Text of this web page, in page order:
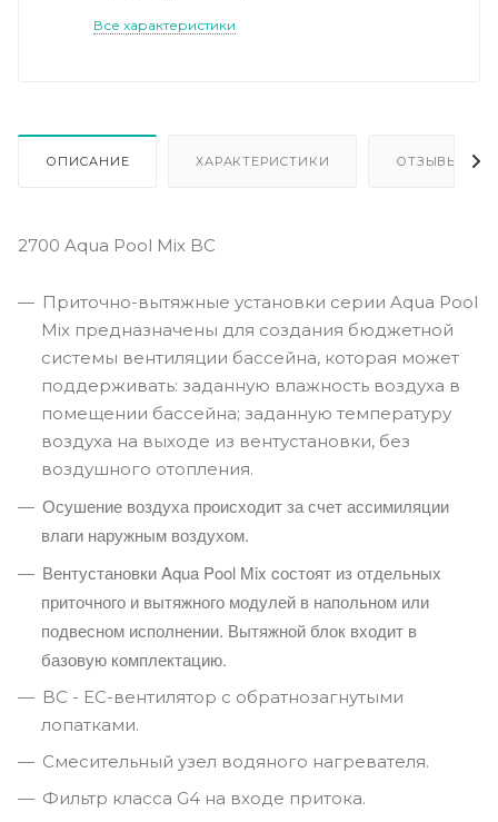
Все характеристики
ОПИСАНИЕ ХАРАКТЕРИСТИКИ ОТЗЫВЫ
2700 Aqua Pool Mix BC
Приточно-вытяжные установки серии Aqua Pool
Mix предназначены для создания бюджетной
системы вентиляции бассейна, которая может
поддерживать: заданную влажность воздуха в
помещении бассейна; заданную температуру
воздуха на выходе из вентустановки, без
воздушного отопления.
Осушение воздуха происходит за счет ассимиляции
влаги наружным воздухом.
Вентустановки Aqua Pool Mix cостоят из отдельных
приточного и вытяжного модулей в напольном или
подвесном исполнении. Вытяжной блок входит в
базовую комплектацию.
BC - ЕС-вентилятор с обратнозагнутыми
лопатками.
Смесительный узел водяного нагревателя.
Фильтр класса G4 на входе притока.